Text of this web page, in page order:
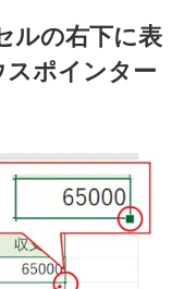
ルの右下に表
ポインター